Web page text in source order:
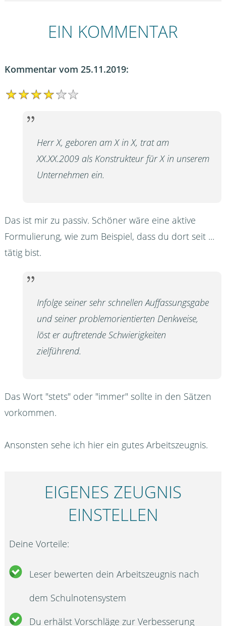
EIN KOMMENTAR
Kommentar vom 25.11.2019:
Herr X, geboren am X in X, trat am
XX.XX.2009 als Konstrukteur für X in unserem
Unternehmen ein.
Das ist mir zu passiv. Schöner wäre eine aktive
Formulierung, wie zum Beispiel, dass du dort seit ...
tätig bist.
Infolge seiner sehr schnellen Auffassungsgabe
und seiner problemorientierten Denkweise,
löst er auftretende Schwierigkeiten
zielführend.
Das Wort "stets" oder "immer" sollte in den Sätzen
vorkommen.
Ansonsten sehe ich hier ein gutes Arbeitszeugnis.
EIGENES ZEUGNIS
EINSTELLEN
Deine Vorteile:
Leser bewerten dein Arbeitszeugnis nach
dem Schulnotensystem
Du erhälst Vorschläge zur Verbesserung